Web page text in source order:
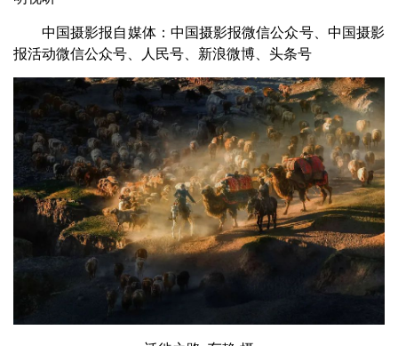
中国摄影报自媒体：中国摄影报微信公众号、中国摄影
报活动微信公众号、人民号、新浪微博、头条号